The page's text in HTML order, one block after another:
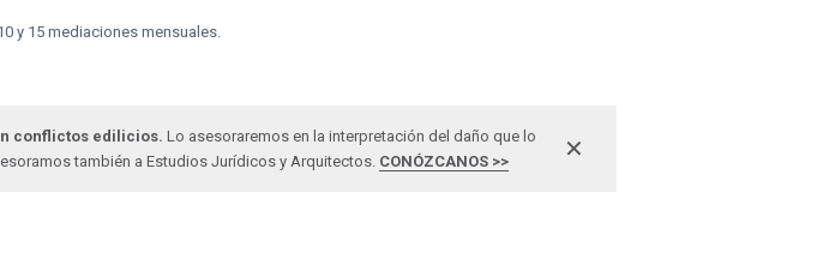
y 15 mediaciones mensuales.
conflictos edilicios. Lo asesoraremos en la interpretación del daño que lo
también a Estudios Jurídicos y Arquitectos. CONÓZCANOS >> ✕